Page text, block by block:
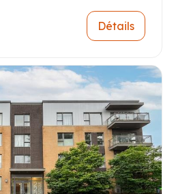
Détails